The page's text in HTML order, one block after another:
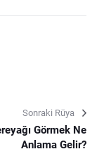
Sonraki Rüya
Görmek Ne
Anlama Gelir?